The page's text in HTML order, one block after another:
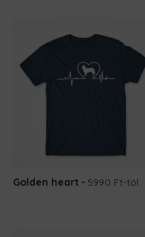
Golden heart 5990 Ft-tól